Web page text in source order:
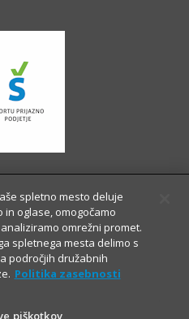
spletno mesto deluje
oglase, omogočamo
omrežni promet.
spletnega mesta delimo s
področjih družabnih
Politika zasebnosti
piškotkov